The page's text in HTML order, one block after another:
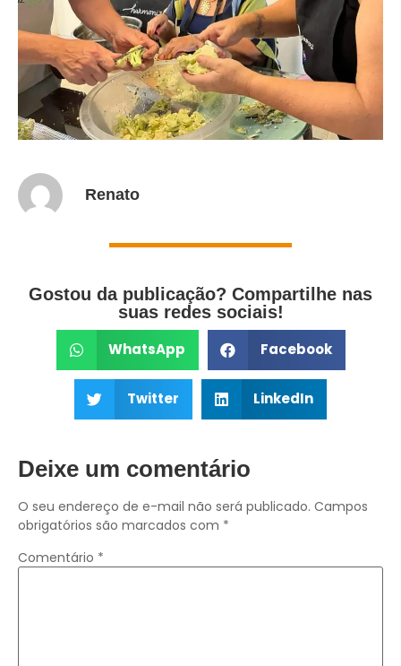
Renato
Gostou da publicação? Compartilhe nas
suas redes sociais!
WhatsApp Facebook
Twitter LinkedIn
Deixe um comentário
O seu endereço de e-mail não será publicado. Campos
obrigatórios são marcados com *
Comentário *